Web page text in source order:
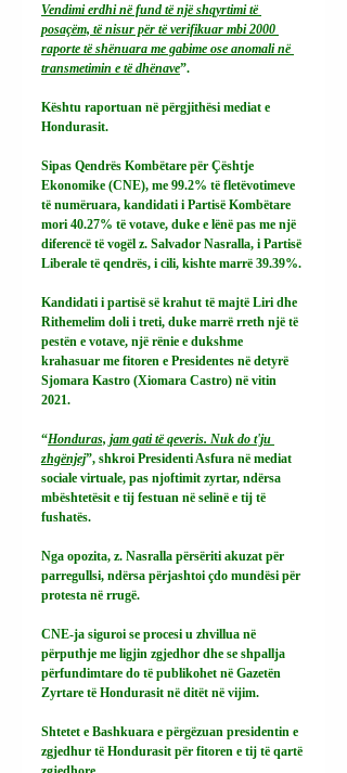
Vendimi erdhi në fund të një shqyrtimi të
posaçëm, të nisur për të verifikuar mbi 2000
raporte të shënuara me gabime ose anomali në
transmetimin e të dhënave”.
Kështu raportuan në përgjithësi mediat e
Hondurasit.
Sipas Qendrës Kombëtare për Çështje
Ekonomike (CNE), me 99.2% të fletëvotimeve
të numëruara, kandidati i Partisë Kombëtare
mori 40.27% të votave, duke e lënë pas me një
diferencë të vogël z. Salvador Nasralla, i Partisë
Liberale të qendrës, i cili, kishte marrë 39.39%.
Kandidati i partisë së krahut të majtë Liri dhe
Rithemelim doli i treti, duke marrë rreth një të
pestën e votave, një rënie e dukshme
krahasuar me fitoren e Presidentes në detyrë
Sjomara Kastro (Xiomara Castro) në vitin
2021.
“Honduras, jam gati të qeveris. Nuk do t'ju
zhgënjej”, shkroi Presidenti Asfura në mediat
sociale virtuale, pas njoftimit zyrtar, ndërsa
mbështetësit e tij festuan në selinë e tij të
fushatës.
Nga opozita, z. Nasralla përsëriti akuzat për
parregullsi, ndërsa përjashtoi çdo mundësi për
protesta në rrugë.
CNE-ja siguroi se procesi u zhvillua në
përputhje me ligjin zgjedhor dhe se shpallja
përfundimtare do të publikohet në Gazetën
Zyrtare të Hondurasit në ditët në vijim.
Shtetet e Bashkuara e përgëzuan presidentin e
zgjedhur të Hondurasit për fitoren e tij të qartë